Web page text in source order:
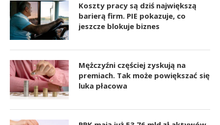
Koszty pracy są dziś największą
barierą firm. PIE pokazuje, co
jeszcze blokuje biznes
Mężczyźni częściej zyskują na
premiach. Tak może powiększać się
luka płacowa